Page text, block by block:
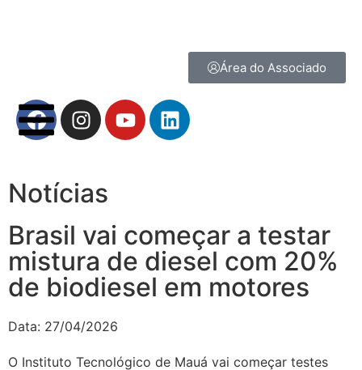
Área do Associado
Notícias
Brasil vai começar a testar
mistura de diesel com 20%
de biodiesel em motores
Data: 27/04/2026
O Instituto Tecnológico de Mauá vai começar testes